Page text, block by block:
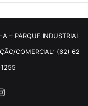
– PARQUE INDUSTRIAL
COMERCIAL: (62) 62
Instagram